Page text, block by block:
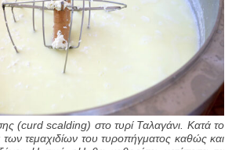
(curd scalding) στο τυρί Ταλαγάνι. Κατά το
των τεμαχιδίων του τυροπήγματος καθώς και